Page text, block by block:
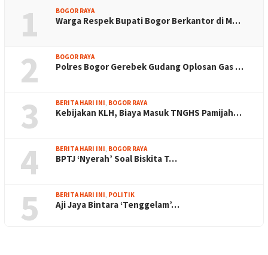
1 BOGOR RAYA
Warga Respek Bupati Bogor Berkantor di M…
2 BOGOR RAYA
Polres Bogor Gerebek Gudang Oplosan Gas …
3 BERITA HARI INI BOGOR RAYA
Kebijakan KLH, Biaya Masuk TNGHS Pamijah…
4 BERITA HARI INI BOGOR RAYA
BPTJ ‘Nyerah’ Soal Biskita T…
5 BERITA HARI INI POLITIK
Aji Jaya Bintara ‘Tenggelam’…